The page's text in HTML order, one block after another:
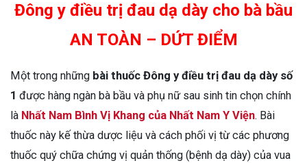
Đông y điều trị đau dạ dày cho bà bầu
AN TOÀN – DỨT ĐIỂM
Một trong những bài thuốc Đông y điều trị đau dạ dày số
1 được hàng ngàn bà bầu và phụ nữ sau sinh tin chọn chính
là Nhất Nam Bình Vị Khang của Nhất Nam Y Viện. Bài
thuốc này kế thừa dược liệu và cách phối vị từ các phương
thuốc quý chữa chứng vị quản thống (bệnh dạ dày) của vua